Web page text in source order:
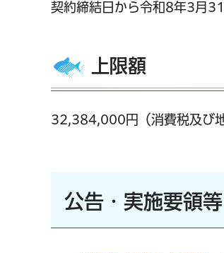
契約締結日から令和8年3月
上限額
32,384,000円（消費税及び
公告・実施要領等